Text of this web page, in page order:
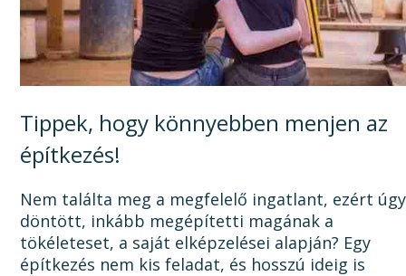
Tippek, hogy könnyebben menjen az
építkezés!
Nem találta meg a megfelelő ingatlant, ezért úgy
döntött, inkább megépítetti magának a
tökéleteset, a saját elképzelései alapján? Egy
építkezés nem kis feladat, és hosszú ideig is